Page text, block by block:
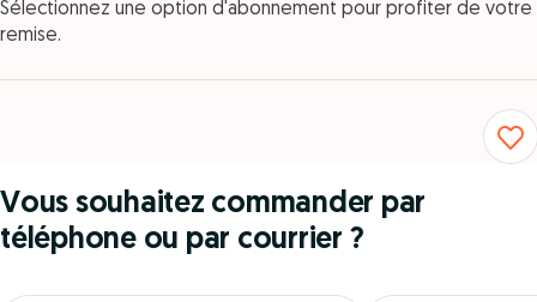
Sélectionnez une option d'abonnement pour profiter de votre
remise.
Vous souhaitez commander par
téléphone ou par courrier ?